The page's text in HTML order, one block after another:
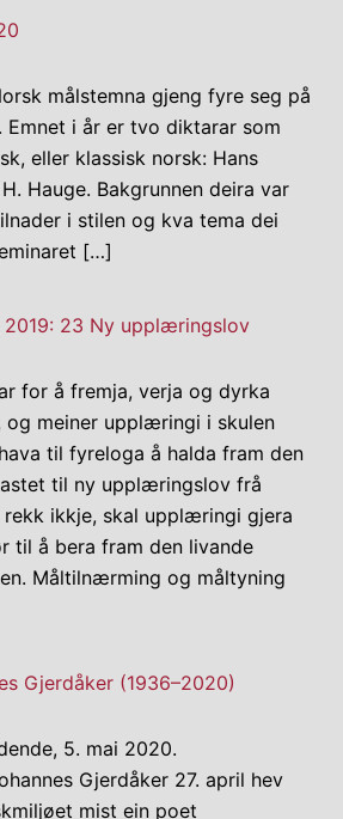
målstemna gjeng fyre seg på
Emnet i år er tvo diktarar som
eller klassisk norsk: Hans
Hauge. Bakgrunnen deira var
i stilen og kva tema dei
[…]
2019: 23 Ny upplæringslov
for å fremja, verja og dyrka
meiner upplæringi i skulen
til fyreloga å halda fram den
til ny upplæringslov frå
ikkje, skal upplæringi gjera
til å bera fram den livande
Måltilnærming og måltyning
Gjerdåker (1936–2020)
5. mai 2020.
Gjerdåker 27. april hev
mist ein poet